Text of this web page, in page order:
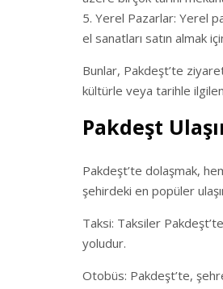
Yerel Pazarlar: Yerel
el sanatları satın almak
Bunlar, Pakdeşt’te
kültürle veya tarihle
Pakdeşt
Pakdeşt’te dolaşmak,
şehirdeki en popüler
Taksi: Taksiler
yoludur.
Otobüs: Pakdeşt’te,